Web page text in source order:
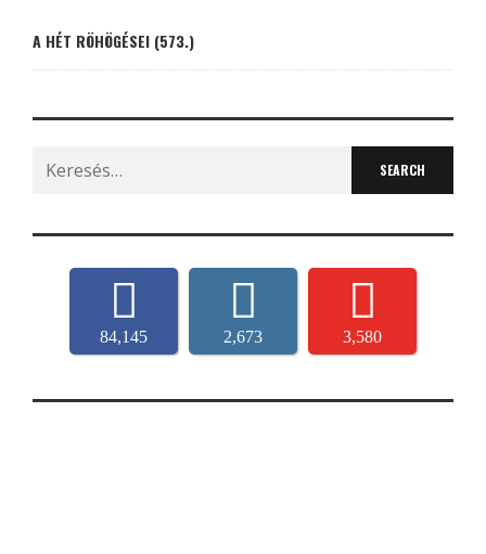
A HÉT RÖHÖGÉSEI (573.)
Search
for:
84,145 2,673 3,580